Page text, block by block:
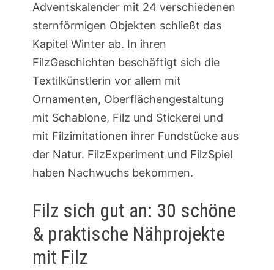
Adventskalender mit 24 verschiedenen
sternförmigen Objekten schließt das
Kapitel Winter ab. In ihren
FilzGeschichten beschäftigt sich die
Textilkünstlerin vor allem mit
Ornamenten, Oberflächengestaltung
mit Schablone, Filz und Stickerei und
mit Filzimitationen ihrer Fundstücke aus
der Natur. FilzExperiment und FilzSpiel
haben Nachwuchs bekommen.
Filz sich gut an: 30 schöne
& praktische Nähprojekte
mit Filz